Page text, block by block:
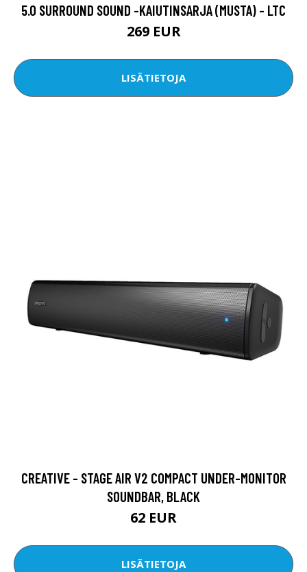
5.0 SURROUND SOUND -KAIUTINSARJA (MUSTA) - LTC
269 EUR
LISÄTIETOJA
CREATIVE - STAGE AIR V2 COMPACT UNDER-MONITOR
SOUNDBAR, BLACK
62 EUR
LISÄTIETOJA